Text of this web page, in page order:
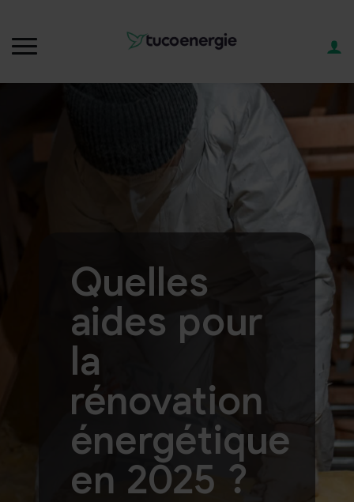
Quelles
aides pour
la
rénovation
énergétique
en 2025 ?